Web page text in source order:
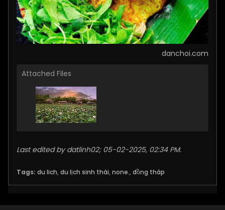
​danchoi.com
Attached Files
Last edited bydatlinh02; 05-02-2025, 02:34 PM.
Tags: du lich, du lịch sinh thái, none., đồng tháp